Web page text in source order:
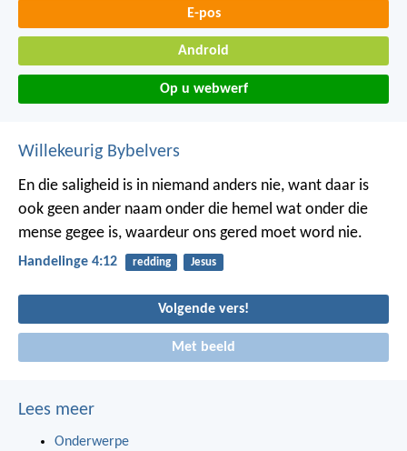
E-pos
Android
Op u webwerf
Willekeurig Bybelvers
En die saligheid is in niemand anders nie, want daar is
ook geen ander naam onder die hemel wat onder die
mense gegee is, waardeur ons gered moet word nie.
Handelinge 4:12 redding Jesus
Volgende vers!
Met beeld
Lees meer
Onderwerpe